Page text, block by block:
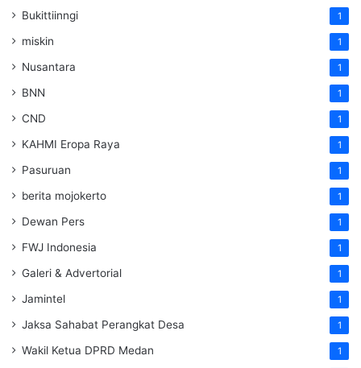
Bukittiinngi 1
miskin 1
Nusantara 1
BNN 1
CND 1
KAHMI Eropa Raya 1
Pasuruan 1
berita mojokerto 1
Dewan Pers 1
FWJ Indonesia 1
Galeri & Advertorial 1
Jamintel 1
Jaksa Sahabat Perangkat Desa 1
Wakil Ketua DPRD Medan 1